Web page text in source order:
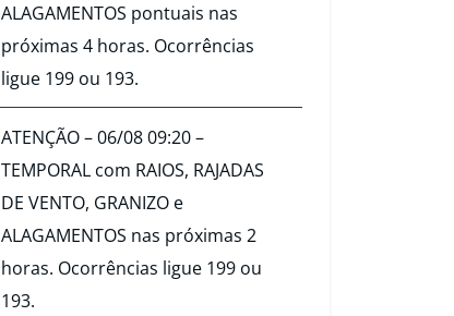
ALAGAMENTOS pontuais nas
próximas 4 horas. Ocorrências
ligue 199 ou 193.
ATENÇÃO – 06/08 09:20 –
TEMPORAL com RAIOS, RAJADAS
DE VENTO, GRANIZO e
ALAGAMENTOS nas próximas 2
horas. Ocorrências ligue 199 ou
193.